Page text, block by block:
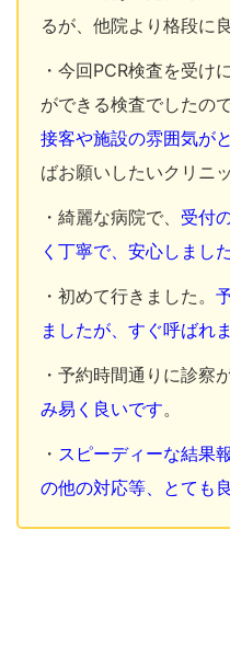
るが、他院より格段に
・今回PCR検査を受け
ができる検査でしたの
接客や施設の雰囲気が
ばお願いしたいクリニ
・綺麗な病院で、 受付
く丁寧で、安心しました
・初めて行きました。
ましたが、すぐ呼ばれ
・予約時間通りに診察
み易く良いです。
・ スピーディーな結果
の他の対応等、とても